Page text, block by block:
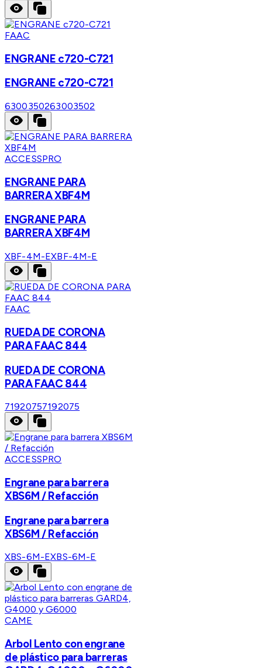
FAAC
ENGRANE c720-C721
ENGRANE c720-C721
6300350263003502
ACCESSPRO
ENGRANE PARA
BARRERA XBF4M
ENGRANE PARA
BARRERA XBF4M
XBF-4M-EXBF-4M-E
FAAC
RUEDA DE CORONA
PARA FAAC 844
RUEDA DE CORONA
PARA FAAC 844
71920757192075
ACCESSPRO
Engrane para barrera
XBS6M / Refacción
Engrane para barrera
XBS6M / Refacción
XBS-6M-EXBS-6M-E
CAME
Arbol Lento con engrane
de plástico para barreras